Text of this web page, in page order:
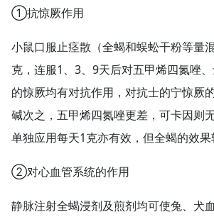
①抗惊厥作用
小鼠口服止痉散（全蝎和蜈蚣干粉等量
克，连服1、3、9天后对五甲烯四氮唑
的惊厥均有对抗作用，对抗士的宁惊厥
碱次之，五甲烯四氮唑更差，可卡因则
单独应用每天1克亦有效，但全蝎的效果
②对心血管系统的作用
静脉注射全蝎浸剂及煎剂均可使兔、犬